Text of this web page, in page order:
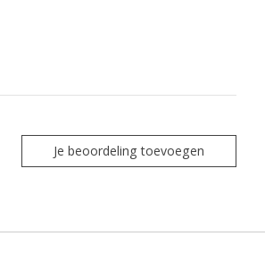
Je beoordeling toevoegen